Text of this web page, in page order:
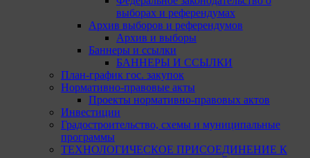
выборах и референдумах
Архив выборов и референдумов
Архив и выборы
Баннеры и ссылки
БАННЕРЫ И ССЫЛКИ
План-график гос. закупок
Нормативно-правовые акты
Проекты нормативно-правовых актов
Инвестиции
Градостроительство, схемы и муниципальные
программы
ТЕХНОЛОГИЧЕСКОЕ ПРИСОЕДИНЕНИЕ К